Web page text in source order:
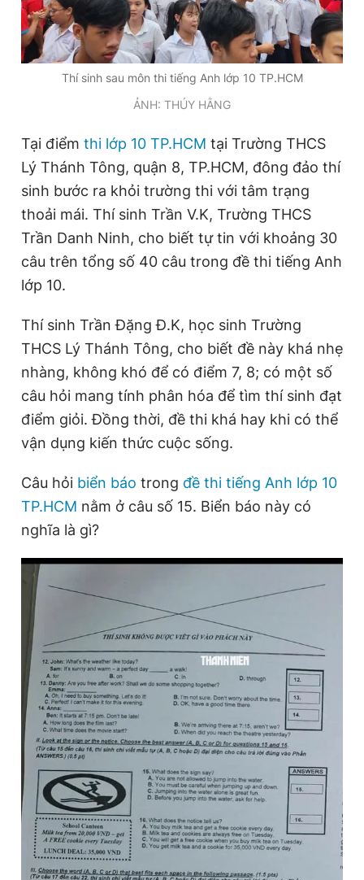
Đọc Thanh Niên trên điện thoại
Hotline
0906 645 777
Liên hệ quảng cáo
0908 780 404
Đặt báo Quảng cáo RSS Tòa soạn Chính sách bảo
Tổng biên tập: Nguyễn Ngọc Toàn
Phó tổng biên tập thường trực: Hải Thành
Phó tổng biên tập: Lâm Hiếu Dũng
Tổng thư ký tòa soạn: Đức Trung
Giấy phép xuất bản số 110/GP - BTTTT cấp ngày 24.3.2020
© 2003-2026 Bản quyền thuộc về Báo Thanh Niên. Cấm sao
chép dưới mọi hình thức nếu không có sự chấp thuận bằng văn
bản. Phát triển bởi ePi Technologies, JSC.
Thí sinh sau môn thi tiếng Anh lớp 10 TP.HCM
ẢNH: THÚY HẰNG
Tại điểm thi lớp 10 TP.HCM tại Trường THCS
Lý Thánh Tông, quận 8, TP.HCM, đông đảo thí
sinh bước ra khỏi trường thi với tâm trạng
thoải mái. Thí sinh Trần V.K, Trường THCS
Trần Danh Ninh, cho biết tự tin với khoảng 30
câu trên tổng số 40 câu trong đề thi tiếng Anh
lớp 10.
Thí sinh Trần Đặng Đ.K, học sinh Trường
THCS Lý Thánh Tông, cho biết đề này khá nhẹ
nhàng, không khó để có điểm 7, 8; có một số
câu hỏi mang tính phân hóa để tìm thí sinh đạt
điểm giỏi. Đồng thời, đề thi khá hay khi có thể
vận dụng kiến thức cuộc sống.
Câu hỏi biển báo trong đề thi tiếng Anh lớp 10
TP.HCM nằm ở câu số 15. Biển báo này có
nghĩa là gì?